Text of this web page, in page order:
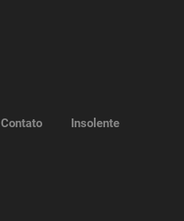
Contato Insolente